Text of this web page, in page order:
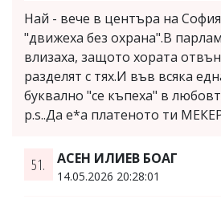
Най - вече в центъра на
"движеха без охрана".В
влизаха, защото хората
разделят с тях.И във всяка
буквално "се къпеха" в
p.s..Да е*а платеното ти
51. АСЕН ИЛИЕВ БОАГ
14.05.2026 20:28:01